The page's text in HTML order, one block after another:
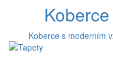
Koberce s moderním